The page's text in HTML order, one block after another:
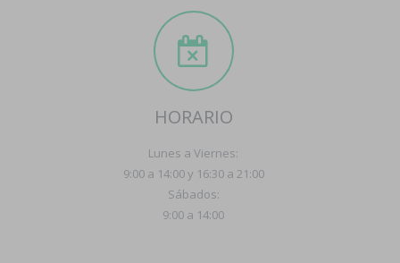
HORARIO
Lunes a Viernes:
9:00 a 14:00 y 16:30 a 21:00
Sábados:
9:00 a 14:00